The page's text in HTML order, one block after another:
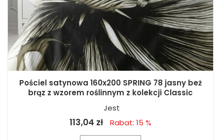
Pościel satynowa 160x200 SPRING 78 jasny beż
brąz z wzorem roślinnym z kolekcji Classic
Jest
113,04 zł Rabat: 15 %